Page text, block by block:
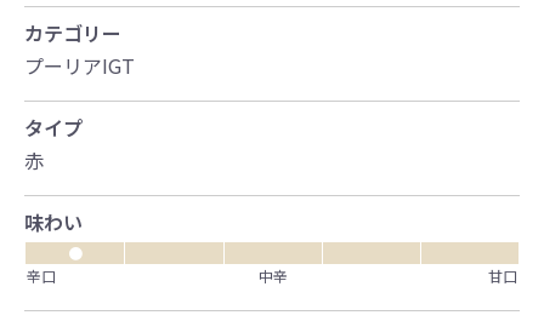
カテゴリー
プーリアIGT
タイプ
赤
味わい
●
辛口
中辛 甘口